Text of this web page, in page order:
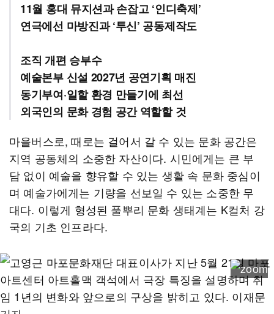
11월 홍대 뮤지션과 손잡고 ‘인디축제’
연극에선 마방진과 ‘투신’ 공동제작도
조직 개편 승부수
예술본부 신설 2027년 공연기획 매진
동기부여·일할 환경 만들기에 최선
외국인의 문화 경험 공간 역할할 것
마을버스로, 때로는 걸어서 갈 수 있는 문화 공간은
지역 공동체의 소중한 자산이다. 시민에게는 큰 부
담 없이 예술을 향유할 수 있는 생활 속 문화 중심이
며 예술가에게는 기량을 선보일 수 있는 소중한 무
대다. 이렇게 형성된 풀뿌리 문화 생태계는 K컬처 강
국의 기초 인프라다.